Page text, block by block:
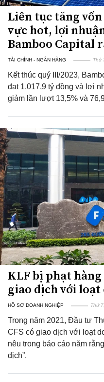
Liên tục tăng
vực hot, lợi
Bamboo Capital
TÀI CHÍNH - NGÂN HÀNG Thứ
Kết thúc quý III/2023,
đạt 1.017,9 tỷ đồng và lợi
giảm lần lượt 13,5% và
KLF bị phạt
giao dịch với loạt
HỒ SƠ DOANH NGHIỆP Thứ
Trong năm 2021, Đầu tư
CFS có giao dịch với loạt
nêu trong báo cáo năm
dịch”.